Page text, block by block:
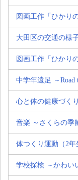
図画工作「ひかり
大田区の交通の様
図画工作「ひかり
中学年遠足 ～Road
心と体の健康づく
音楽 ～さくらの季
体つくり運動（2年
学校探検 ～かわい